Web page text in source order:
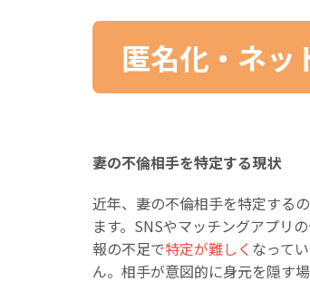
匿名化・ネッ
妻の不倫相手を特定する現状
近年、妻の不倫相手を特定する
ます。SNSやマッチングアプリ
報の不足で特定が難しく なって
ん。相手が意図的に身元を隠す